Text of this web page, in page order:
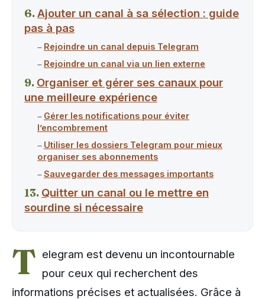
Ajouter un canal à sa sélection : guide
pas à pas
Rejoindre un canal depuis Telegram
Rejoindre un canal via un lien externe
Organiser et gérer ses canaux pour
une meilleure expérience
Gérer les notifications pour éviter
l’encombrement
Utiliser les dossiers Telegram pour mieux
organiser ses abonnements
Sauvegarder des messages importants
Quitter un canal ou le mettre en
sourdine si nécessaire
T elegram est devenu un incontournable
pour ceux qui recherchent des
informations précises et actualisées. Grâce à